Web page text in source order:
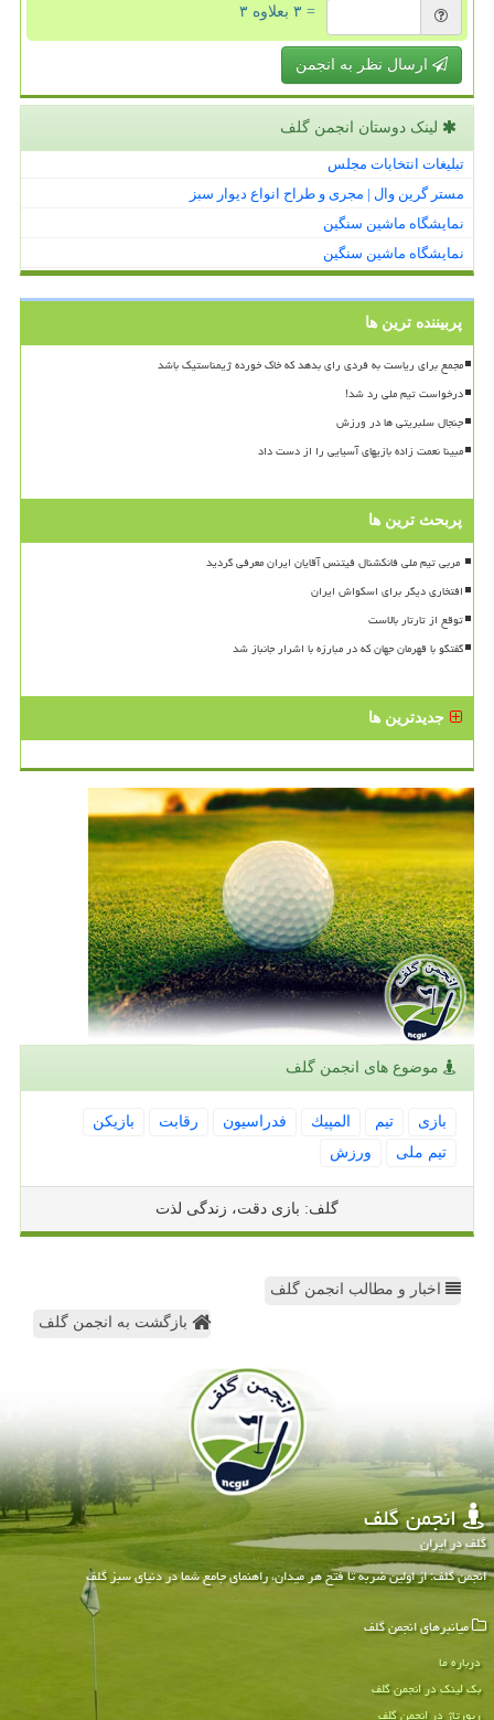
= ۳ بعلاوه ۳
ارسال نظر به انجمن
لینک دوستان انجمن گلف
تبلیغات انتخابات مجلس
مستر گرین وال | مجری و طراح انواع دیوار سبز
نمایشگاه ماشین سنگین
نمایشگاه ماشین سنگین
پربیننده ترین ها
مجمع برای ریاست به فردی رای بدهد که خاک خورده ژیمناستیک باشد
درخواست تیم ملی رد شد!
جنجال سلبریتی ها در ورزش
مبینا نعمت زاده بازیهای آسیایی را از دست داد
پربحث ترین ها
افتخاری دیگر برای اسکواش ایران
توقع از تارتار بالاست
گفتگو با قهرمان جهان که در مبارزه با اشرار جانباز شد
جدیدترین ها
موضوع های انجمن گلف
بازی تیم المپیك فدراسیون رقابت
بازیكن
تیم ملی
ورزش
گلف: بازی دقت، زندگی لذت
اخبار و مطالب انجمن گلف
بازگشت به انجمن گلف
انجمن گلف
گلف در ایران
انجمن گلف: از اولین ضربه تا فتح هر میدان، راهنمای جامع شما در دنیای سبز گلف
میانبرهای انجمن گلف
درباره ما
بک لینک در انجمن گلف
رپورتاژ در انجمن گلف